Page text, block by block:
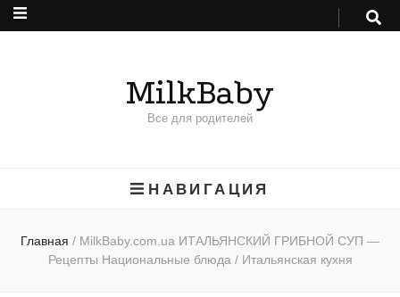
MilkBaby
Все для родителей
НАВИГАЦИЯ
Главная / MilkBaby.com.ua ИТАЛЬЯНСКИЙ ГРИБНОЙ СУП —
Рецепты Национальные блюда / Итальянская кухня